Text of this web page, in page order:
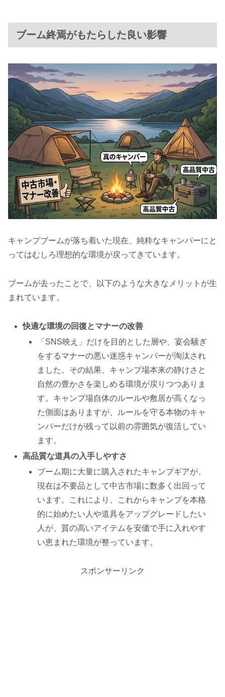
ブーム終焉がもたらした良い影響
キャンプブームが落ち着いた現在、純粋なキャンパーにと
ってはむしろ理想的な環境が戻ってきています。
ブームが去ったことで、以下のような大きなメリットが生
まれています。
快適な環境の回復とマナーの改善
「SNS映え」だけを目的とした層や、宴会騒ぎ
をするマナーの悪い迷惑キャンパーが淘汰され
ました。その結果、キャンプ場本来の静けさと
自然の豊かさを楽しめる環境が戻りつつありま
す。キャンプ場自体のルールや敷居が高くなっ
た側面はありますが、ルールを守る本物のキャ
ンパーだけが残って以前の雰囲気が復活してい
ます。
高品質な道具の入手しやすさ
ブーム期に大量に購入されたキャンプギアが、
現在は不要品として中古市場に数多く出回って
います。これにより、これからキャンプを本格
的に始めたい人や道具をアップグレードしたい
人が、質の高いアイテムを安価で手に入れやす
い恵まれた環境が整っています。
スポンサーリンク